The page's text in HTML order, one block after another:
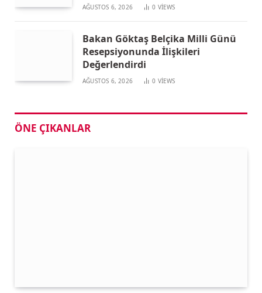
AĞUSTOS 6, 2026 0 VIEWS
Bakan Göktaş Belçika Milli Günü
Resepsiyonunda İlişkileri
Değerlendirdi
AĞUSTOS 6, 2026 0 VIEWS
ÖNE ÇIKANLAR